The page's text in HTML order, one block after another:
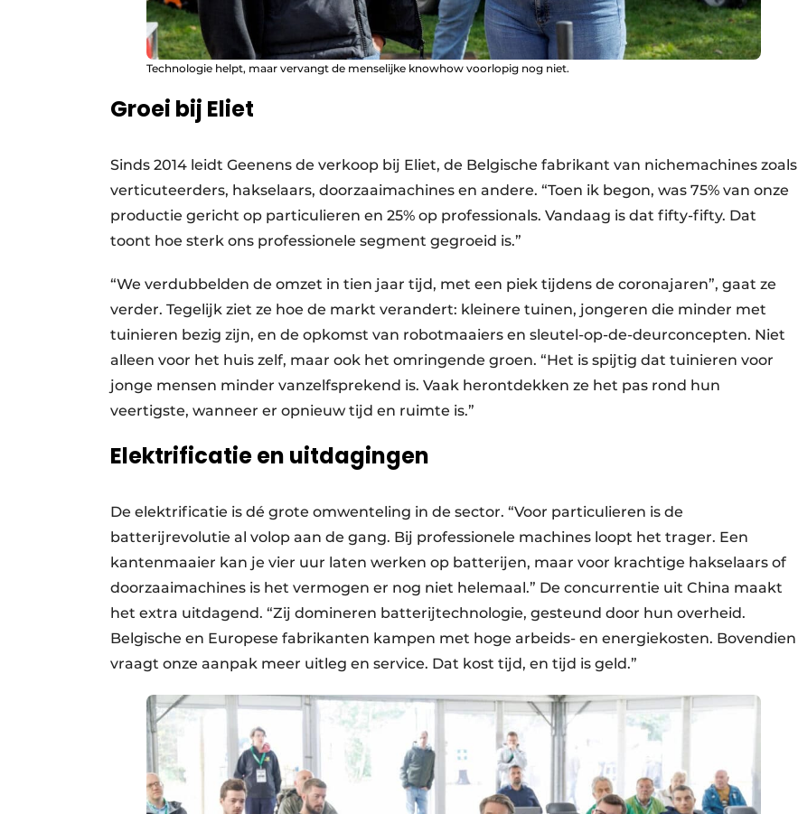
Technologie helpt, maar vervangt de menselijke knowhow voorlopig nog niet.
Groei bij Eliet
Sinds 2014 leidt Geenens de verkoop bij Eliet, de Belgische fabrikant van nichemachines zoals
verticuteerders, hakselaars, doorzaaimachines en andere. “Toen ik begon, was 75% van onze
productie gericht op particulieren en 25% op professionals. Vandaag is dat fifty-fifty. Dat
toont hoe sterk ons professionele segment gegroeid is.”
“We verdubbelden de omzet in tien jaar tijd, met een piek tijdens de coronajaren”, gaat ze
verder. Tegelijk ziet ze hoe de markt verandert: kleinere tuinen, jongeren die minder met
tuinieren bezig zijn, en de opkomst van robotmaaiers en sleutel-op-de-deurconcepten. Niet
alleen voor het huis zelf, maar ook het omringende groen. “Het is spijtig dat tuinieren voor
jonge mensen minder vanzelfsprekend is. Vaak herontdekken ze het pas rond hun
veertigste, wanneer er opnieuw tijd en ruimte is.”
Elektrificatie en uitdagingen
De elektrificatie is dé grote omwenteling in de sector. “Voor particulieren is de
batterijrevolutie al volop aan de gang. Bij professionele machines loopt het trager. Een
kantenmaaier kan je vier uur laten werken op batterijen, maar voor krachtige hakselaars of
doorzaaimachines is het vermogen er nog niet helemaal.” De concurrentie uit China maakt
het extra uitdagend. “Zij domineren batterijtechnologie, gesteund door hun overheid.
Belgische en Europese fabrikanten kampen met hoge arbeids- en energiekosten. Bovendien
vraagt onze aanpak meer uitleg en service. Dat kost tijd, en tijd is geld.”